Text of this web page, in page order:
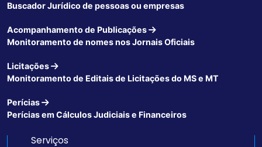
Buscador Jurídico de pessoas ou empresas
Acompanhamento de Publicações
Monitoramento de nomes nos Jornais Oficiais
Licitações
Monitoramento de Editais de Licitações do MS e MT
Perícias
Perícias em Cálculos Judiciais e Financeiros
Serviços